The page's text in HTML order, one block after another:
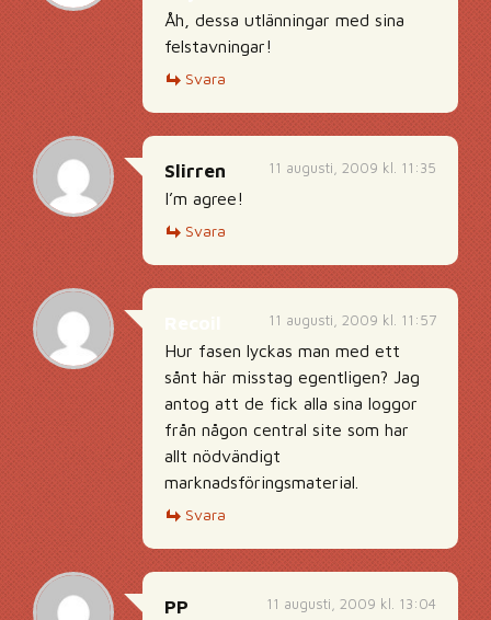
Åh, dessa utlänningar med sina
felstavningar!
Svara
11 augusti, 2009 kl. 11:35
Slirren
I’m agree!
Svara
11 augusti, 2009 kl. 11:57
Hur fasen lyckas man med ett
sånt här misstag egentligen? Jag
antog att de fick alla sina loggor
från någon central site som har
allt nödvändigt
marknadsföringsmaterial.
Svara
11 augusti, 2009 kl. 13:04
PP